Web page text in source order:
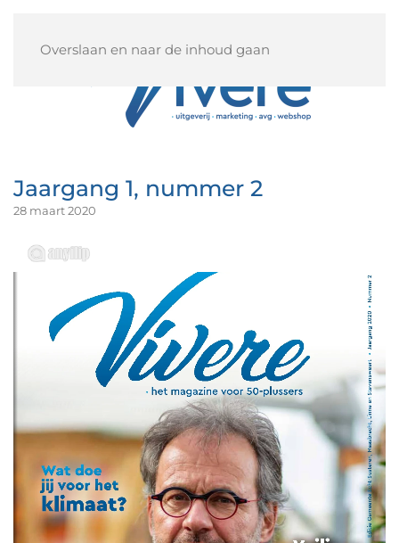
Overslaan en naar de inhoud gaan
Jaargang 1, nummer 2
28 maart 2020